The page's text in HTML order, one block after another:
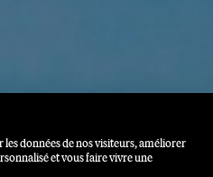
données de nos visiteurs, améliorer
et vous faire vivre une